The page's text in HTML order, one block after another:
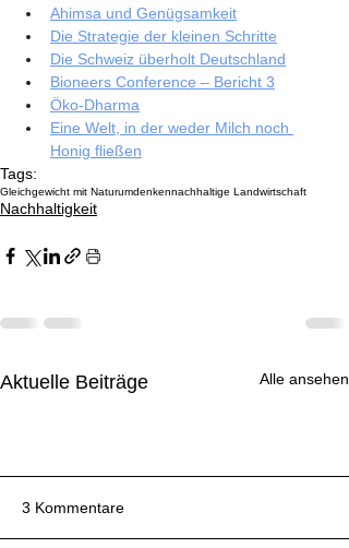
Ahimsa und Genügsamkeit
Die Strategie der kleinen Schritte
Die Schweiz überholt Deutschland
Bioneers Conference – Bericht 3
Öko-Dharma
Eine Welt, in der weder Milch noch
Honig fließen
Tags:
Gleichgewicht mit Naturumdenkennachhaltige Landwirtschaft
Nachhaltigkeit
Aktuelle Beiträge Alle ansehen
3 Kommentare